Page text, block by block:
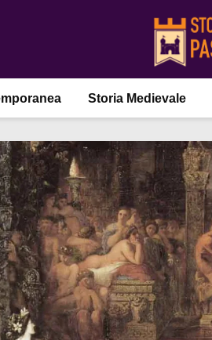
Storia Medievale